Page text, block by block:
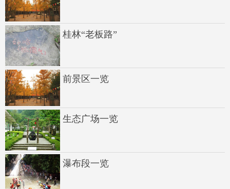
桂林“老板路”
前景区一览
生态广场一览
瀑布段一览